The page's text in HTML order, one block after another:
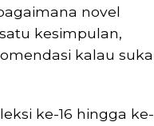
novel
kesimpulan,
kalau suka
ke-16 hingga ke-